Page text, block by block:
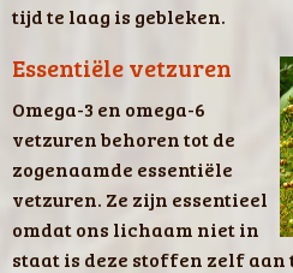
tijd te laag is gebleken.
Essentiële vetzuren
Omega-3 en omega-6
vetzuren behoren tot de
zogenaamde essentiële
vetzuren. Ze zijn essentieel
omdat ons lichaam niet in
staat is deze stoffen zelf aan